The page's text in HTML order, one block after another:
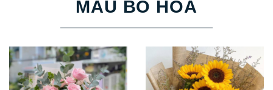
MẪU BÓ HOA